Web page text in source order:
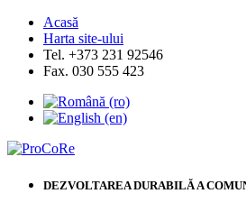
Acasă
Harta site-ului
Tel. +373 231 92546
Fax. 030 555 423
DEZVOLTAREA DURABILĂ A